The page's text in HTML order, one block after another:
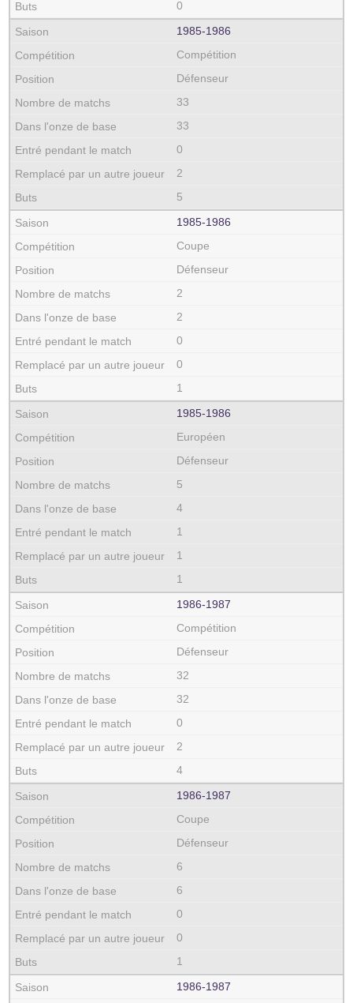
0
1985‑1986
Compétition
Défenseur
33
33
0
2
5
1985‑1986
Coupe
Défenseur
2
2
0
0
1
1985‑1986
Européen
Défenseur
5
4
1
1
1
1986‑1987
Compétition
Défenseur
32
32
0
2
4
1986‑1987
Coupe
Défenseur
6
6
0
0
1
1986‑1987